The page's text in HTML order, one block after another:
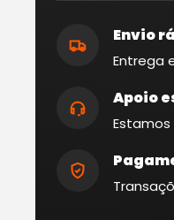
Envio
Entrega
Apoio